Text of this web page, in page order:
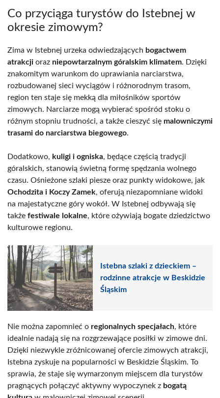
Co przyciąga turystów do Istebnej w
okresie zimowym?
Zima w Istebnej urzeka odwiedzających bogactwem
atrakcji oraz niepowtarzalnym góralskim klimatem. Dzięki
znakomitym warunkom do uprawiania narciarstwa,
rozbudowanej sieci wyciągów i różnorodnym trasom,
region ten staje się mekką dla miłośników sportów
zimowych. Narciarze mogą wybierać spośród stoku o
różnym stopniu trudności, a także cieszyć się malowniczymi
trasami do narciarstwa biegowego.
Dodatkowo, kuligi i ogniska, będące częścią tradycji
góralskich, stanowią świetną formę spędzania wolnego
czasu. Ośnieżone szlaki piesze oraz punkty widokowe, jak
Ochodzita i Koczy Zamek, oferują niezapomniane widoki
na majestatyczne góry wokół. W Istebnej odbywają się
także festiwale lokalne, które ożywiają bogate dziedzictwo
kulturowe regionu.
Istebna szlaki z dzieckiem –
rodzinne atrakcje w Beskidzie
Śląskim
Nie można zapomnieć o regionalnych specjałach, które
idealnie nadają się na rozgrzewające posiłki w zimowe dni.
Dzięki niezwykle zróżnicowanej ofercie zimowych atrakcji,
Istebna zyskuje na popularności w Beskidzie Śląskim. To
sprawia, że staje się wymarzonym miejscem dla turystów
pragnących połączyć aktywny wypoczynek z bogatą